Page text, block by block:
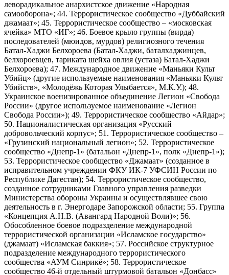
леворадикальное анархистское движение «Народная
самооборона»; 44. Террористическое сообщество «Дуббайский
джамаат»; 45. Террористическое сообщество – «московская
ячейка» МТО «ИГ»; 46. Боевое крыло группы (вирда)
последователей (мюидов, мурдов) религиозного течения
Батал-Хаджи Белхороева (Батал-Хаджи, баталхаджинцев,
белхороевцев, тариката шейха овлия (устаза) Батал-Хаджи
Белхороева); 47. Международное движение «Маньяки Культ
Убийц» (другие используемые наименования «Маньяки Культ
Убийств», «Молодёжь Которая Улыбается», М.К.У.); 48.
Украинское военизированное объединение Легион «Свобода
России» (другое используемое наименование «Легион
Свобода России»); 49. Террористическое сообщество «Айдар»;
50. Националистическая организация «Русский
добровольческий корпус»; 51. Террористическое сообщество –
«Грузинский национальный легион»; 52. Террористическое
сообщество «Днепр-1» (батальон «Днепр-1», полк «Днепр-1»);
53. Террористическое сообщество «Джамаат» (созданное в
исправительном учреждении ФКУ ИК-7 УФСИН России по
Республике Дагестан); 54. Террористическое сообщество,
созданное сотрудниками Главного управления разведки
Министерства обороны Украины и осуществлявшее свою
деятельность в г. Энергодаре Запорожской области; 55. Группа
«Концепция А.Н.В. (Авангард Народной Воли)»; 56.
Обособленное боевое подразделение международной
террористической организации «Исламское государство»
(джамаат) «Исламская баккия»; 57. Российское структурное
подразделение международного террористического
сообщества «АУМ Синрикё»; 58. Террористическое
сообщество 46-й отдельный штурмовой батальон «Донбасс»